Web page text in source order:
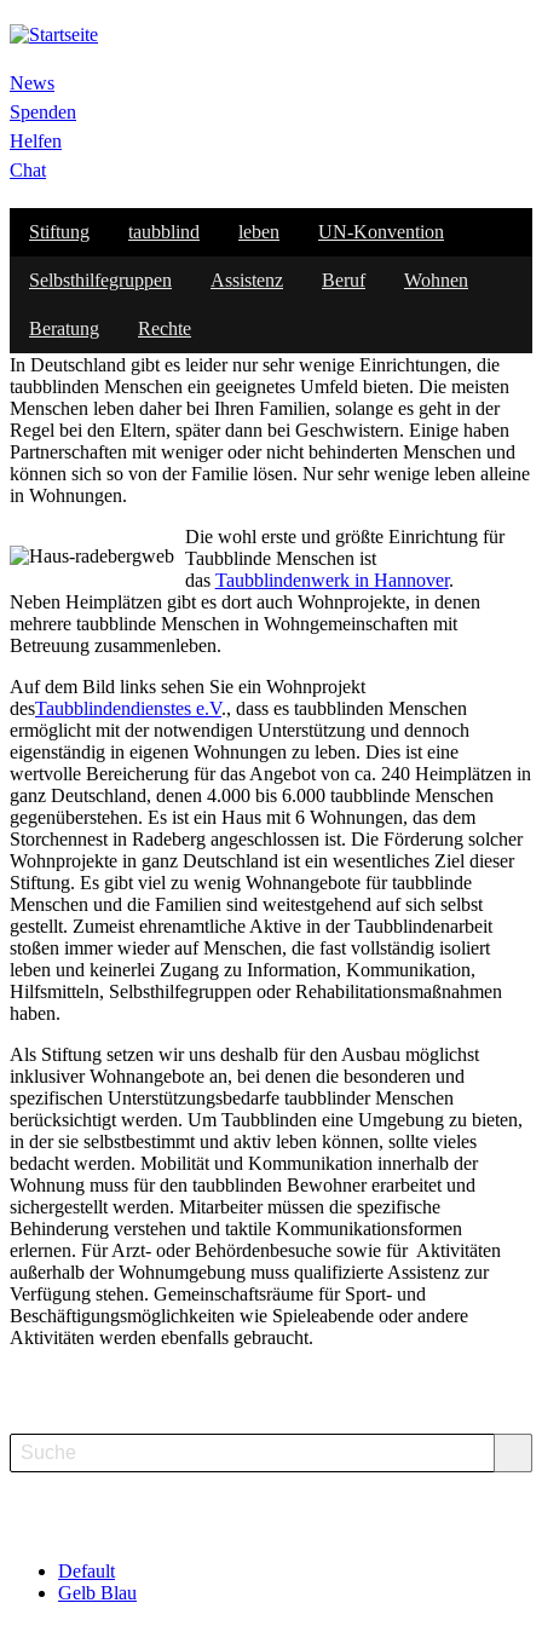
Direkt
Inhalt
Netzwerk
News
Spenden
Helfen
Chat
Stiftung taubblind leben
Selbsthilfegruppen Assistenz Beruf Wohnen
Beratung Rechte
UN-Konvention
Wohnen
Wo wohnen und leben taubblinde Menschen?
In Deutschland gibt es leider nur sehr wenige Einrichtungen, die
taubblinden Menschen ein geeignetes Umfeld bieten. Die meisten
Menschen leben daher bei Ihren Familien, solange es geht in der
Regel bei den Eltern, später dann bei Geschwistern. Einige haben
Partnerschaften mit weniger oder nicht behinderten Menschen und
können sich so von der Familie lösen. Nur sehr wenige leben alleine
in Wohnungen.
Die wohl erste und größte Einrichtung für
Taubblinde Menschen ist
das Taubblindenwerk in Hannover.
Neben Heimplätzen gibt es dort auch Wohnprojekte, in denen
mehrere taubblinde Menschen in Wohngemeinschaften mit
Betreuung zusammenleben.
Auf dem Bild links sehen Sie ein Wohnprojekt
desTaubblindendienstes e.V., dass es taubblinden Menschen
ermöglicht mit der notwendigen Unterstützung und dennoch
eigenständig in eigenen Wohnungen zu leben. Dies ist eine
wertvolle Bereicherung für das Angebot von ca. 240 Heimplätzen in
ganz Deutschland, denen 4.000 bis 6.000 taubblinde Menschen
gegenüberstehen. Es ist ein Haus mit 6 Wohnungen, das dem
Storchennest in Radeberg angeschlossen ist. Die Förderung solcher
Wohnprojekte in ganz Deutschland ist ein wesentliches Ziel dieser
Stiftung. Es gibt viel zu wenig Wohnangebote für taubblinde
Menschen und die Familien sind weitestgehend auf sich selbst
gestellt. Zumeist ehrenamtliche Aktive in der Taubblindenarbeit
stoßen immer wieder auf Menschen, die fast vollständig isoliert
leben und keinerlei Zugang zu Information, Kommunikation,
Hilfsmitteln, Selbsthilfegruppen oder Rehabilitationsmaßnahmen
haben.
Als Stiftung setzen wir uns deshalb für den Ausbau möglichst
inklusiver Wohnangebote an, bei denen die besonderen und
spezifischen Unterstützungsbedarfe taubblinder Menschen
berücksichtigt werden. Um Taubblinden eine Umgebung zu bieten,
in der sie selbstbestimmt und aktiv leben können, sollte vieles
bedacht werden. Mobilität und Kommunikation innerhalb der
Wohnung muss für den taubblinden Bewohner erarbeitet und
sichergestellt werden. Mitarbeiter müssen die spezifische
Behinderung verstehen und taktile Kommunikationsformen
erlernen. Für Arzt- oder Behördenbesuche sowie für Aktivitäten
außerhalb der Wohnumgebung muss qualifizierte Assistenz zur
Verfügung stehen. Gemeinschaftsräume für Sport- und
Beschäftigungsmöglichkeiten wie Spieleabende oder andere
Aktivitäten werden ebenfalls gebraucht.
Suche
Suche
Default
Gelb Blau